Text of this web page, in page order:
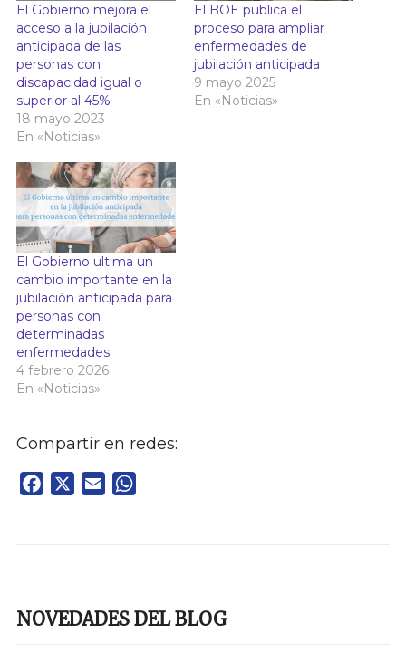
El Gobierno mejora el
acceso a la jubilación
anticipada de las
personas con
discapacidad igual o
superior al 45%
18 mayo 2023
En «Noticias»
El BOE publica el
proceso para ampliar
enfermedades de
jubilación anticipada
9 mayo 2025
En «Noticias»
El Gobierno ultima un
cambio importante en la
jubilación anticipada para
personas con
determinadas
enfermedades
4 febrero 2026
En «Noticias»
Compartir en redes:
Facebook Email
NOVEDADES DEL BLOG